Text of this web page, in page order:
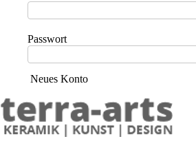
Passwort
Neues Konto